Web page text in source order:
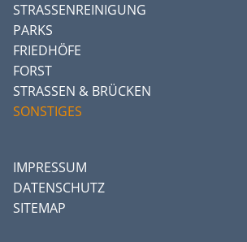
STRASSENREINIGUNG
PARKS
FRIEDHÖFE
FORST
STRASSEN & BRÜCKEN
SONSTIGES
IMPRESSUM
DATENSCHUTZ
SITEMAP